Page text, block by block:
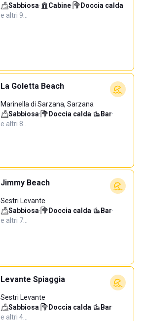
Sabbiosa· Cabine· Doccia calda·
e altri 9…
La Goletta Beach
Marinella di Sarzana, Sarzana
Sabbiosa· Doccia calda· Bar·
e altri 8…
Jimmy Beach
Sestri Levante
Sabbiosa· Doccia calda· Bar·
e altri 7…
Levante Spiaggia
Sestri Levante
Sabbiosa· Doccia calda· Bar·
e altri 4…